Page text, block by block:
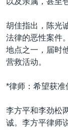
胡佳指出，陈光
法律的恶性案件
地点之一，届时
营救活动。
*律师：希望获准
李方平和李劲松
诚。李方平律师